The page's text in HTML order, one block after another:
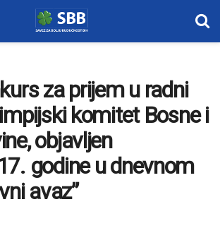
za prijem u radni
komitet Bosne i
objavljen
godine u dnevnom
avaz”